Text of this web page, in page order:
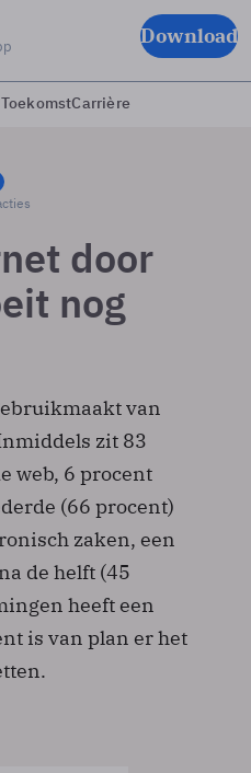
Download
Carrière
door
nog
van
zit 83
web, 6 procent
(66 procent)
zaken, een
de helft (45
heeft een
is van plan er het